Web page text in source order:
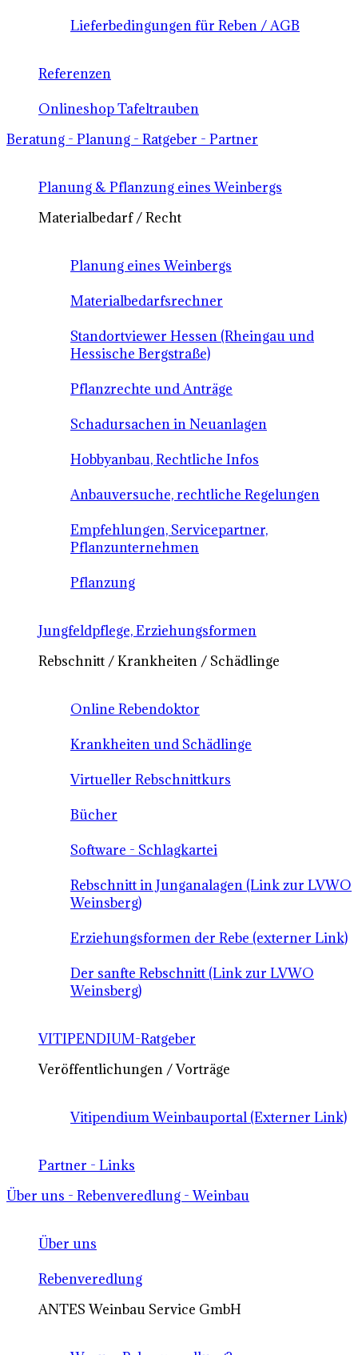
Lieferbedingungen für Reben / AGB
Referenzen
Onlineshop Tafeltrauben
Beratung - Planung - Ratgeber - Partner
Planung & Pflanzung eines Weinbergs
Materialbedarf / Recht
Planung eines Weinbergs
Materialbedarfsrechner
Standortviewer Hessen (Rheingau und
Hessische Bergstraße)
Pflanzrechte und Anträge
Schadursachen in Neuanlagen
Hobbyanbau, Rechtliche Infos
Anbauversuche, rechtliche Regelungen
Empfehlungen, Servicepartner,
Pflanzunternehmen
Pflanzung
Jungfeldpflege, Erziehungsformen
Rebschnitt / Krankheiten / Schädlinge
Online Rebendoktor
Krankheiten und Schädlinge
Virtueller Rebschnittkurs
Bücher
Software - Schlagkartei
Rebschnitt in Junganalagen (Link zur LVWO
Weinsberg)
Erziehungsformen der Rebe (externer Link)
Der sanfte Rebschnitt (Link zur LVWO
Weinsberg)
VITIPENDIUM-Ratgeber
Veröffentlichungen / Vorträge
Vitipendium Weinbauportal (Externer Link)
Partner - Links
Über uns - Rebenveredlung - Weinbau
Über uns
Rebenveredlung
ANTES Weinbau Service GmbH